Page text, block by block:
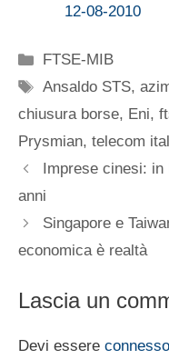
12-08-2010
Categorie
FTSE-MIB
Tag
Ansaldo STS,
chiusura borse, Eni,
Prysmian, telecom
Imprese cinesi:
anni
Singapore e
economica è realtà
Lascia un
Devi essere connesso